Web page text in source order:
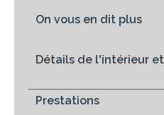
On vous en dit plus
Détails de l'intérieur
Prestations